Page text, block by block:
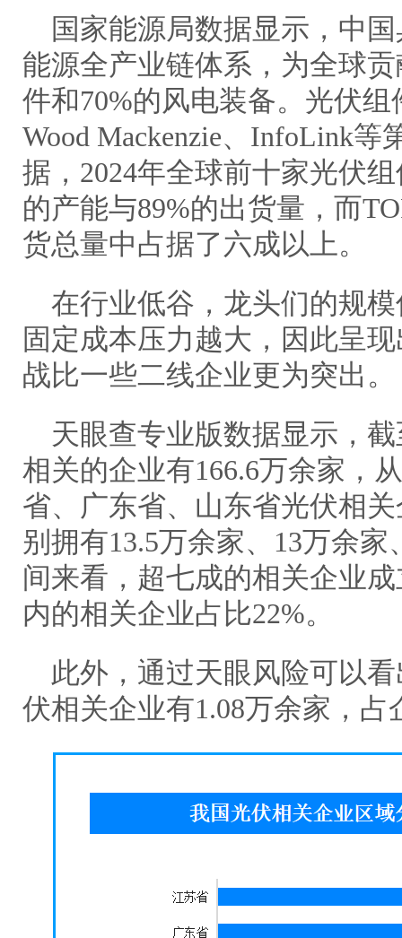
国家能源局数据显示，中
能源全产业链体系，为全球
件和70%的风电装备。光伏
Wood Mackenzie、InfoLink
据，2024年全球前十家光伏
的产能与89%的出货量，而
货总量中占据了六成以上。
在行业低谷，龙头们的规
固定成本压力越大，因此呈
战比一些二线企业更为突出。
天眼查专业版数据显示，
相关的企业有166.6万余家，
省、广东省、山东省光伏相
别拥有13.5万余家、13万余
间来看，超七成的相关企业
内的相关企业占比22%。
此外，通过天眼风险可以
伏相关企业有1.08万余家，占